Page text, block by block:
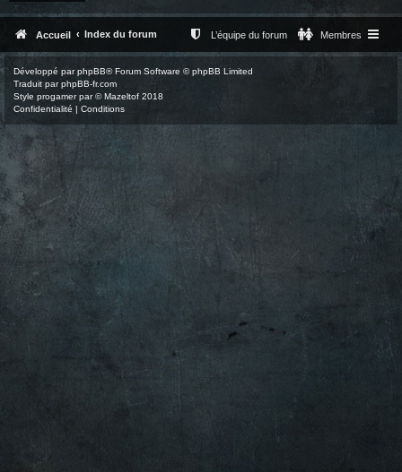
Accueil Index du forum Membres
L’équipe du forum
Développé parphpBB® Forum Software © phpBB Limited
Traduit parphpBB-fr.com
Style progamerpar ©Mazeltof 2018
Confidentialité | Conditions